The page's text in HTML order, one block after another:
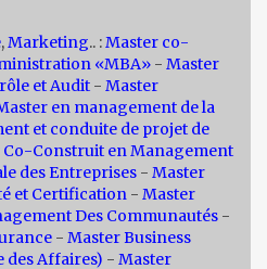
,Marketing.. :Master co-
«MBA» - Master
et Audit - Master
en management de la
et conduite de projet de
Co-Construit en Management
des Entreprises - Master
et Certification - Master
Des Communautés -
- Master Business
Affaires) - Master